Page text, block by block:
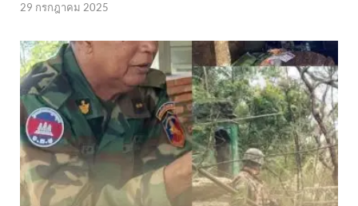
29 กรกฎาคม 2025